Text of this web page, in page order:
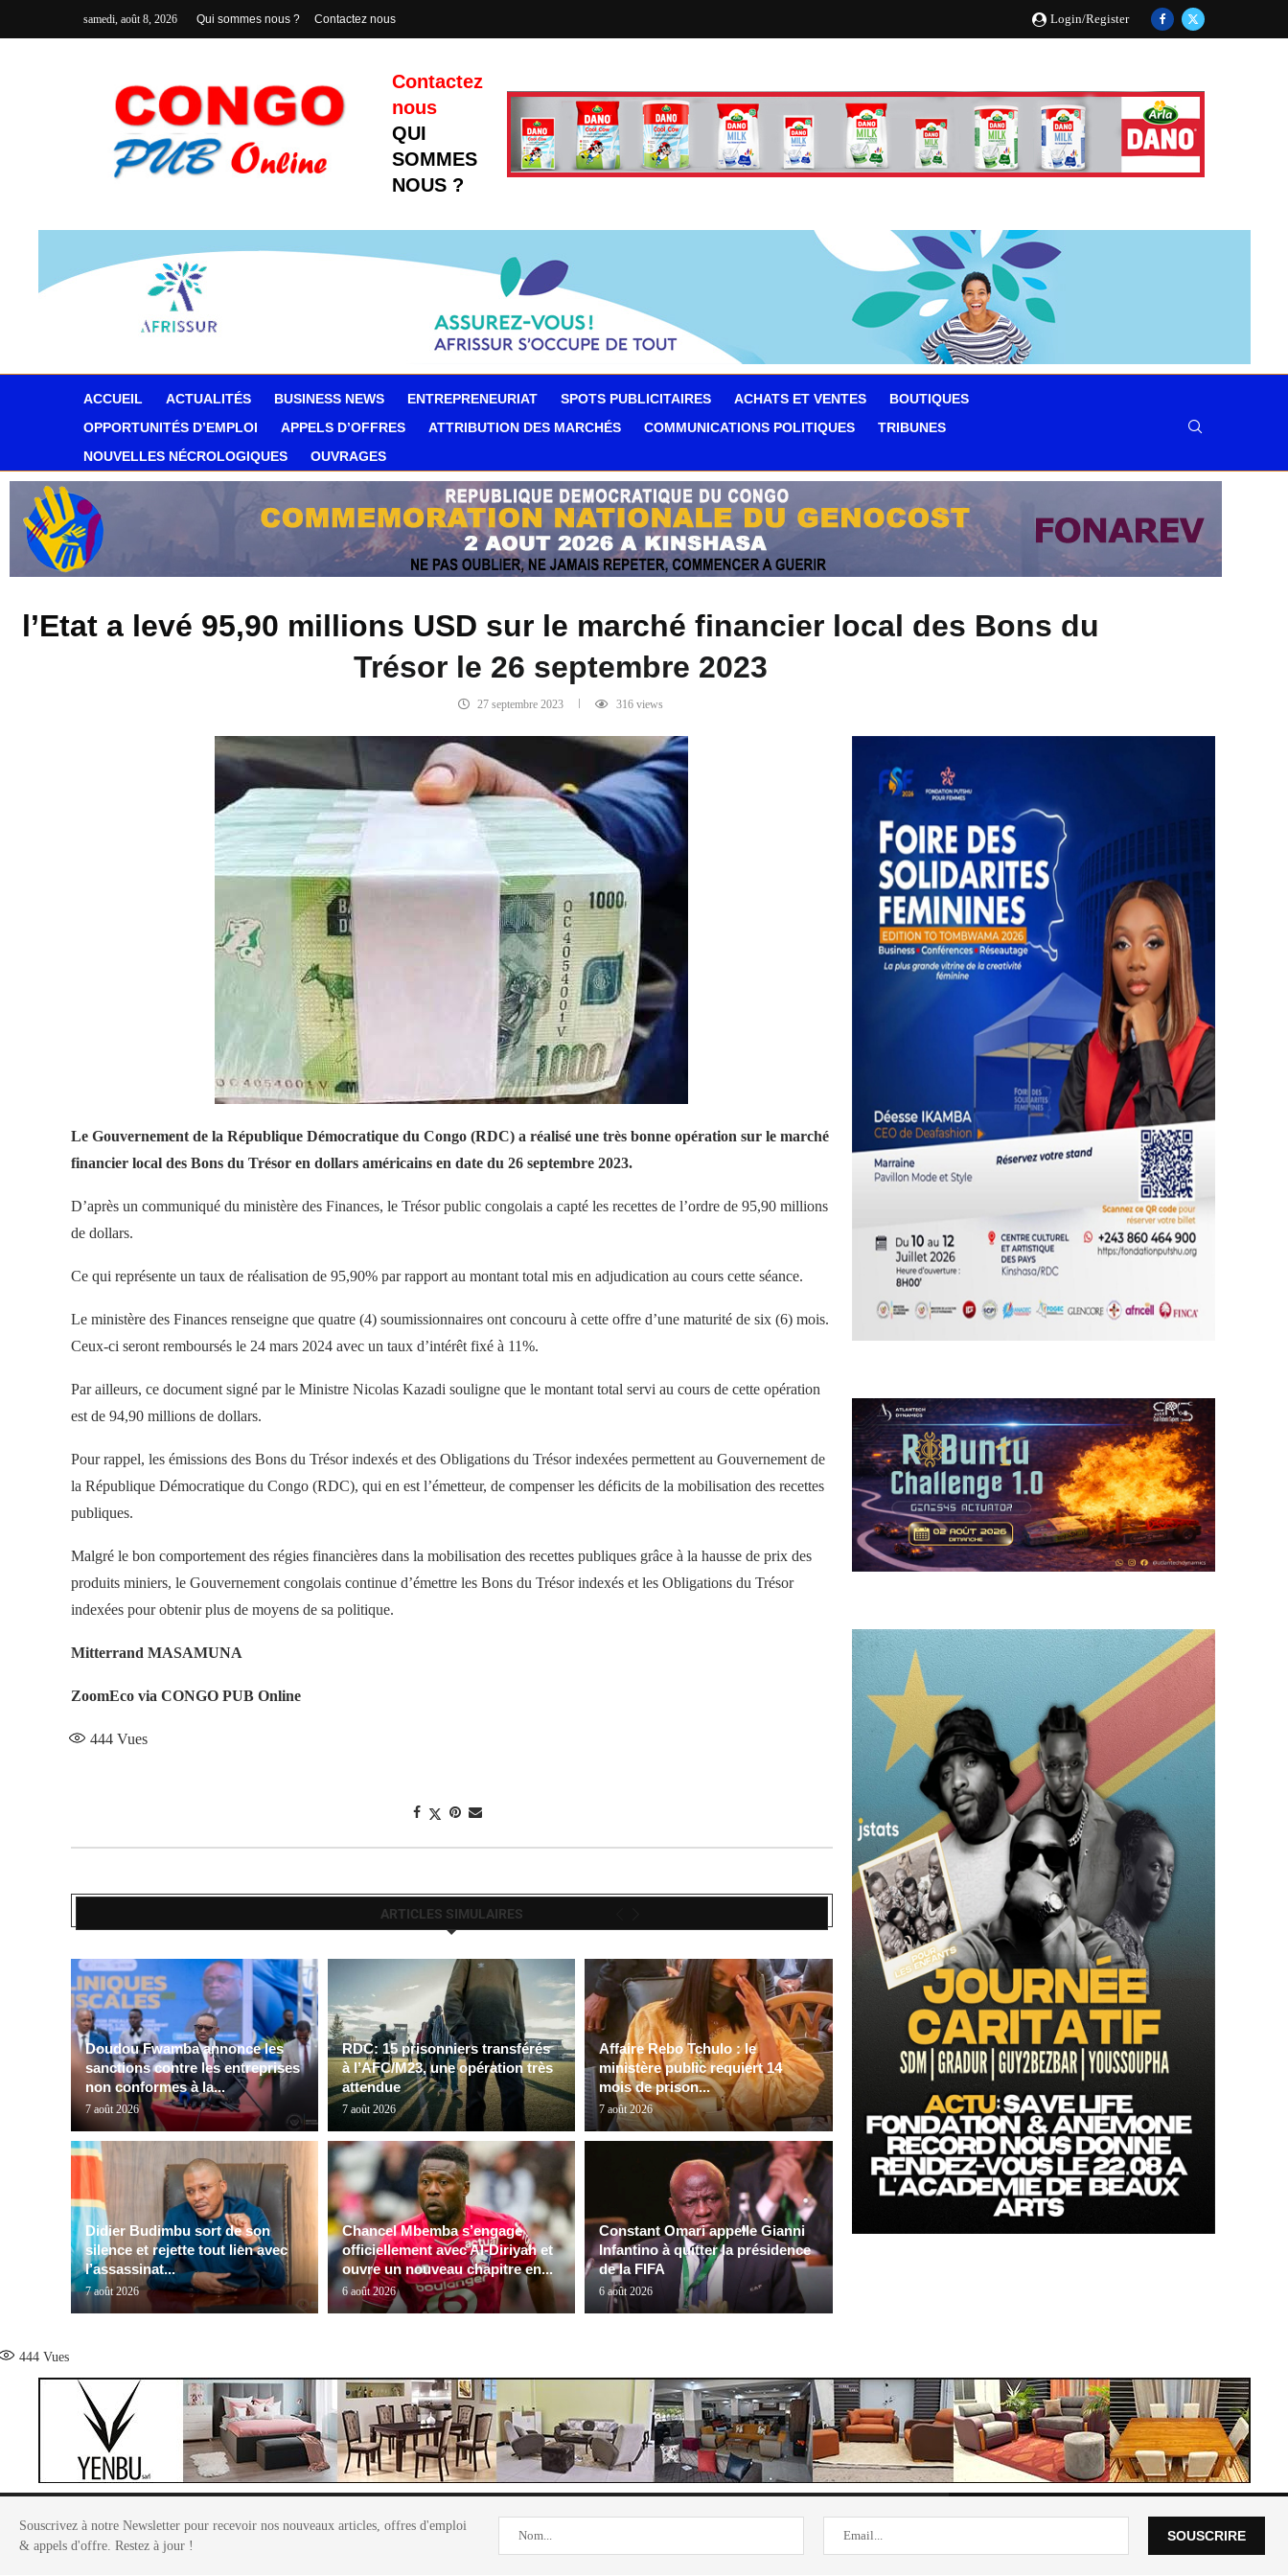
samedi, août 8, 2026 Qui sommes nous ? Contactez nous Login/Register
Contactez
nous
QUI
SOMMES
NOUS ?
ACCUEIL ACTUALITÉS BUSINESS NEWS ENTREPRENEURIAT SPOTS PUBLICITAIRES ACHATS ET VENTES
BOUTIQUES
OPPORTUNITÉS D’EMPLOI
APPELS D’OFFRES ATTRIBUTION DES MARCHÉS COMMUNICATIONS POLITIQUES
TRIBUNES
NOUVELLES NÉCROLOGIQUES
OUVRAGES
l’Etat a levé 95,90 millions USD sur le marché financier local des Bons du
Trésor le 26 septembre 2023
27 septembre 2023 316 views
Le Gouvernement de la République Démocratique du Congo (RDC) a réalisé une très bonne opération sur le marché
financier local des Bons du Trésor en dollars américains en date du 26 septembre 2023.
D’après un communiqué du ministère des Finances, le Trésor public congolais a capté les recettes de l’ordre de 95,90 millions
de dollars.
Ce qui représente un taux de réalisation de 95,90% par rapport au montant total mis en adjudication au cours cette séance.
Le ministère des Finances renseigne que quatre (4) soumissionnaires ont concouru à cette offre d’une maturité de six (6) mois.
Ceux-ci seront remboursés le 24 mars 2024 avec un taux d’intérêt fixé à 11%.
Par ailleurs, ce document signé par le Ministre Nicolas Kazadi souligne que le montant total servi au cours de cette opération
est de 94,90 millions de dollars.
Pour rappel, les émissions des Bons du Trésor indexés et des Obligations du Trésor indexées permettent au Gouvernement de
la République Démocratique du Congo (RDC), qui en est l’émetteur, de compenser les déficits de la mobilisation des recettes
publiques.
Malgré le bon comportement des régies financières dans la mobilisation des recettes publiques grâce à la hausse de prix des
produits miniers, le Gouvernement congolais continue d’émettre les Bons du Trésor indexés et les Obligations du Trésor
indexées pour obtenir plus de moyens de sa politique.
Mitterrand MASAMUNA
ZoomEco via CONGO PUB Online
444 Vues
ARTICLES SIMULAIRES
Doudou Fwamba annonce les
sanctions contre les entreprises
non conformes à la...
7 août 2026
RDC: 15 prisonniers transférés
à l’AFC/M23, une opération très
attendue
7 août 2026
Affaire Rebo Tchulo : le
ministère public requiert 14
mois de prison...
7 août 2026
Didier Budimbu sort de son
silence et rejette tout lien avec
l’assassinat...
7 août 2026
Chancel Mbemba s’engage
officiellement avec Al-Diriyah et
ouvre un nouveau chapitre en...
6 août 2026
Constant Omari appelle Gianni
Infantino à quitter la présidence
de la FIFA
6 août 2026
444 Vues
Souscrivez à notre Newsletter pour recevoir nos nouveaux articles, offres d'emploi
& appels d'offre. Restez à jour !